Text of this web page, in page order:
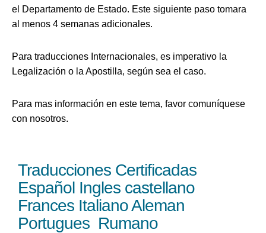
el Departamento de Estado. Este siguiente paso tomara
al menos 4 semanas adicionales.
Para traducciones Internacionales, es imperativo la
Legalización o la Apostilla, según sea el caso.
Para mas información en este tema, favor comuníquese
con nosotros.
Traducciones Certificadas
Español Ingles castellano
Frances Italiano Aleman
Portugues Rumano